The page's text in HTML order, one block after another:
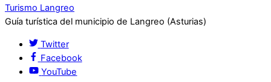
Turismo Langreo
Guía turística del municipio de Langreo (Asturias)
Twitter
Facebook
YouTube